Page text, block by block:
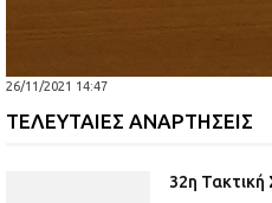
26/11/2021 14:47
ΤΕΛΕΥΤΑΙΕΣ ΑΝΑΡΤΗΣΕΙΣ
32η